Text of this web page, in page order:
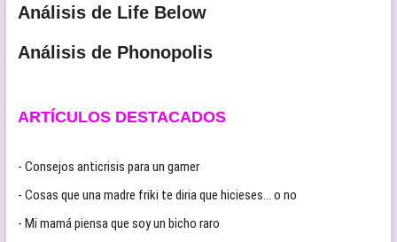
Análisis de Life Below
Análisis de Phonopolis
ARTÍCULOS DESTACADOS
- Consejos anticrisis para un gamer
- Cosas que una madre friki te diria que hicieses… o no
- Mi mamá piensa que soy un bicho raro